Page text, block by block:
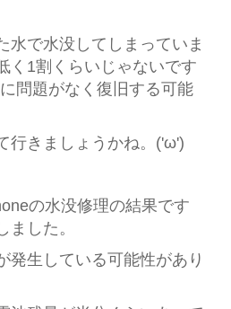
水で水没してしまっていま
く1割くらいじゃないです
問題がなく復旧する可能
行きましょうかね。('ω')
の水没修理の結果です
ました。
発生している可能性があり